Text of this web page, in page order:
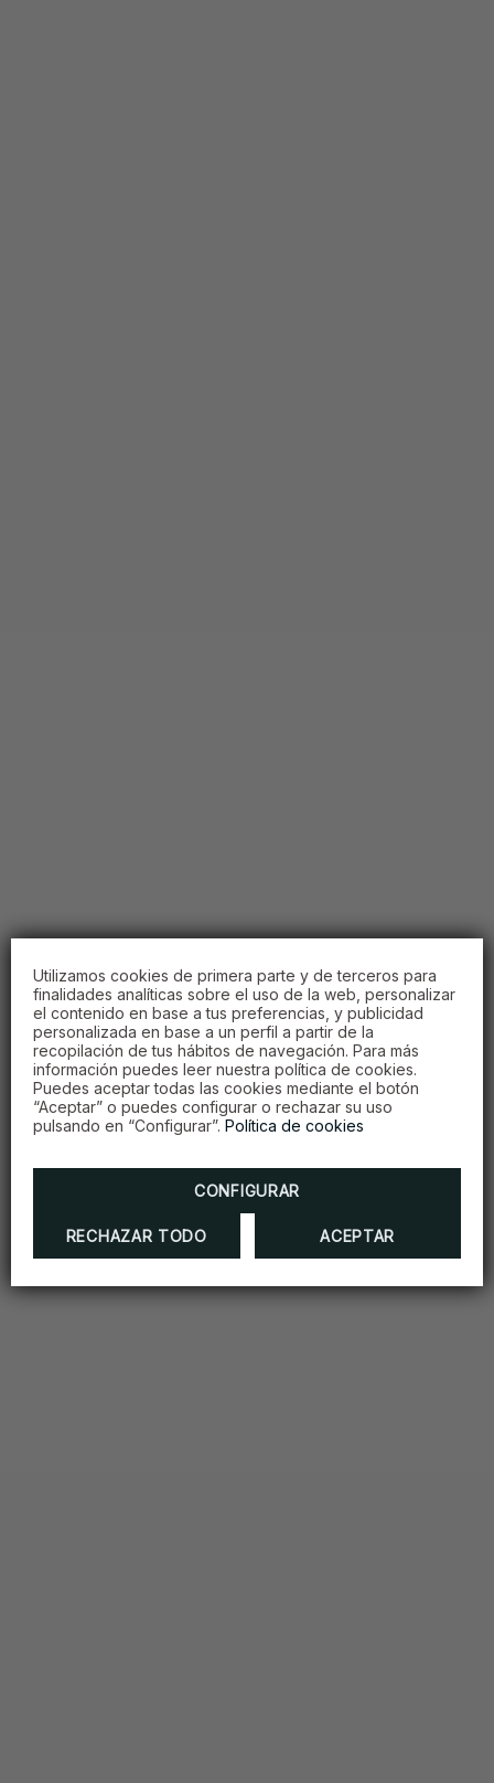
Utilizamos cookies de primera parte y de terceros para
finalidades analíticas sobre el uso de la web, personalizar
el contenido en base a tus preferencias, y publicidad
personalizada en base a un perfil a partir de la
recopilación de tus hábitos de navegación. Para más
información puedes leer nuestra política de cookies.
Puedes aceptar todas las cookies mediante el botón
“Aceptar” o puedes configurar o rechazar su uso
pulsando en “Configurar”. Política de cookies
CONFIGURAR
RECHAZAR TODO ACEPTAR